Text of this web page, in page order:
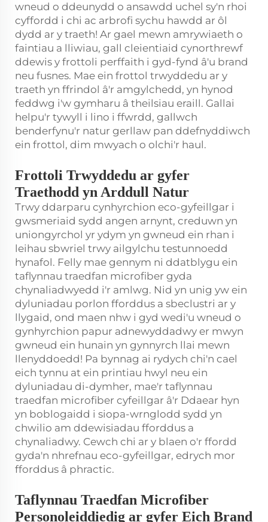
wneud o ddeunydd o ansawdd uchel sy'n rhoi
cyffordd i chi ac arbrofi sychu hawdd ar ôl
dydd ar y traeth! Ar gael mewn amrywiaeth o
faintiau a lliwiau, gall cleientiaid cynorthrewf
ddewis y frottoli perffaith i gyd-fynd â'u brand
neu fusnes. Mae ein frottol trwyddedu ar y
traeth yn ffrindol â'r amgylchedd, yn hynod
feddwg i'w gymharu â theilsiau eraill. Gallai
helpu'r tywyll i lino i ffwrdd, gallwch
benderfynu'r natur gerllaw pan ddefnyddiwch
ein frottol, dim mwyach o olchi'r haul.
Frottoli Trwyddedu ar gyfer
Traethodd yn Arddull Natur
Trwy ddarparu cynhyrchion eco-gyfeillgar i
gwsmeriaid sydd angen arnynt, creduwn yn
uniongyrchol yr ydym yn gwneud ein rhan i
leihau sbwriel trwy ailgylchu testunnoedd
hynafol. Felly mae gennym ni ddatblygu ein
taflynnau traedfan microfiber gyda
chynaliadwyedd i'r amlwg. Nid yn unig yw ein
dyluniadau porlon fforddus a sbeclustri ar y
llygaid, ond maen nhw i gyd wedi'u wneud o
gynhyrchion papur adnewyddadwy er mwyn
gwneud ein hunain yn gynnyrch llai mewn
llenyddoedd! Pa bynnag ai rydych chi'n cael
eich tynnu at ein printiau hwyl neu ein
dyluniadau di-dymher, mae'r taflynnau
traedfan microfiber cyfeillgar â'r Ddaear hyn
yn boblogaidd i siopa-wrnglodd sydd yn
chwilio am ddewisiadau fforddus a
chynaliadwy. Cewch chi ar y blaen o'r ffordd
gyda'n nhrefnau eco-gyfeillgar, edrych mor
fforddus â phractic.
Taflynnau Traedfan Microfiber
Personoleiddiedig ar gyfer Eich Brand